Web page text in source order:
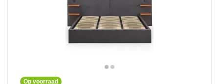
Op voorraad